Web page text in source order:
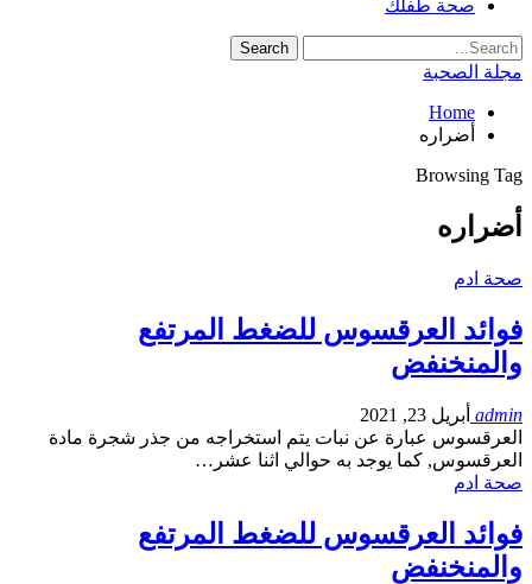
صحة طفلك
مجلة الصحبة
Home
أضراره
Browsing Tag
أضراره
صحة ادم
فوائد العرقسوس للضغط المرتفع
والمنخنفض
admin أبريل 23, 2021
العرقسوس عبارة عن نبات يتم استخراجه من جذر شجرة مادة
العرقسوس, كما يوجد به حوالي اثنا عشر…
صحة ادم
فوائد العرقسوس للضغط المرتفع
والمنخنفض